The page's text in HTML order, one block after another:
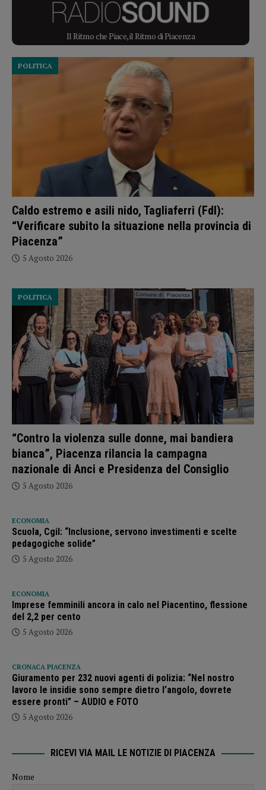
Il Ritmo che Piace, il Ritmo di Piacenza
Caldo estremo e asili nido, Tagliaferri (FdI):
“Verificare subito la situazione nella provincia di
Piacenza”
POLITICA
5 Agosto 2026
“Contro la violenza sulle donne, mai bandiera
bianca”, Piacenza rilancia la campagna
nazionale di Anci e Presidenza del Consiglio
POLITICA
5 Agosto 2026
ECONOMIA
Scuola, Cgil: “Inclusione, servono investimenti e scelte
pedagogiche solide”
5 Agosto 2026
ECONOMIA
Imprese femminili ancora in calo nel Piacentino, flessione
del 2,2 per cento
5 Agosto 2026
CRONACA PIACENZA
Giuramento per 232 nuovi agenti di polizia: “Nel nostro
lavoro le insidie sono sempre dietro l’angolo, dovrete
essere pronti” – AUDIO e FOTO
5 Agosto 2026
RICEVI VIA MAIL LE NOTIZIE DI PIACENZA
Nome